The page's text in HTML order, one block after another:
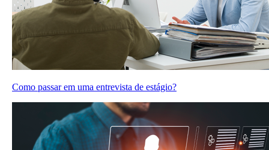
Como passar em uma entrevista de estágio?